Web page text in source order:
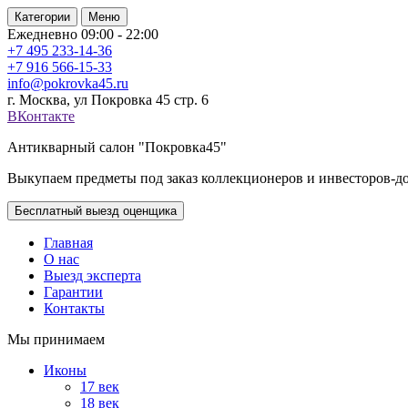
Категории Меню
Ежедневно 09:00 - 22:00
+7 495 233-14-36
+7 916 566-15-33
info@pokrovka45.ru
г. Москва, ул Покровка 45 стр. 6
ВКонтакте
Антикварный салон "Покровка45"
Выкупаем предметы под заказ коллекционеров и инвесторов-
Бесплатный выезд оценщика
Главная
О нас
Выезд эксперта
Гарантии
Контакты
Мы принимаем
Иконы
17 век
18 век